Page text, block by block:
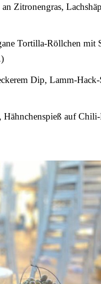
Zitronengras,
Tortilla-Röllchen mit
Dip, Lamm-Hack-
auf